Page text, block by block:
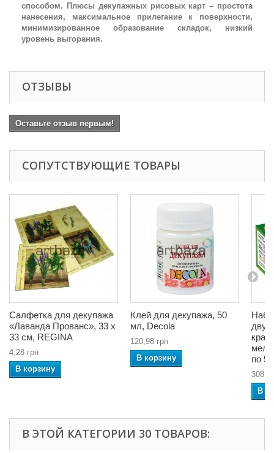
способом. Плюсы декупажных рисовых карт – простота
нанесения, максимальное прилегание к поверхности,
минимизированное образование складок, низкий
уровень выгорания.
ОТЗЫВЫ
Оставьте отзыв первым!
СОПУТСТВУЮЩИЕ ТОВАРЫ
Салфетка для декупажа
«Лаванда Прованс», 33 x
33 см, REGINA
4,28 грн
В корзину
Клей для декупажа, 50
мл, Decola
120,98 грн
В корзину
по
В
В ЭТОЙ КАТЕГОРИИ 30 ТОВАРОВ: